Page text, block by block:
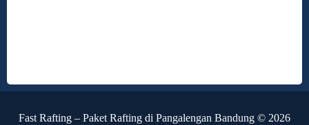
Fast Rafting – Paket Rafting di Pangalengan Bandung © 2026